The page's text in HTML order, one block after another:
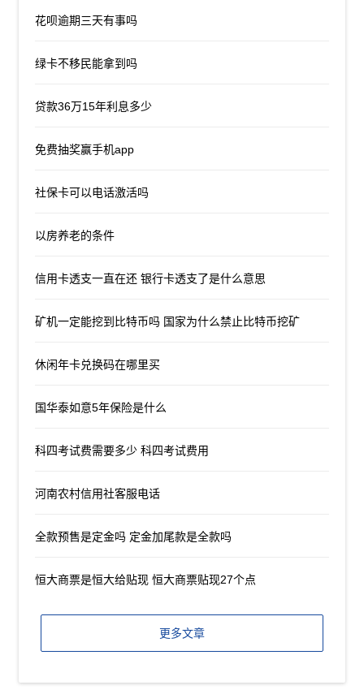
花呗逾期三天有事吗
绿卡不移民能拿到吗
贷款36万15年利息多少
免费抽奖赢手机app
社保卡可以电话激活吗
以房养老的条件
信用卡透支一直在还 银行卡透支了是什么意思
矿机一定能挖到比特币吗 国家为什么禁止比特币挖矿
休闲年卡兑换码在哪里买
国华泰如意5年保险是什么
科四考试费需要多少 科四考试费用
河南农村信用社客服电话
全款预售是定金吗 定金加尾款是全款吗
恒大商票是恒大给贴现 恒大商票贴现27个点
更多文章